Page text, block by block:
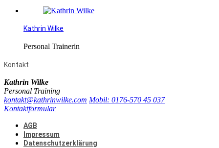
Kathrin Wilke
Personal Trainerin
Kontakt
Kathrin Wilke
Personal Training
kontakt@kathrinwilke.com Mobil: 0176-570 45 037
Kontaktformular
AGB
Impressum
Datenschutzerklärung